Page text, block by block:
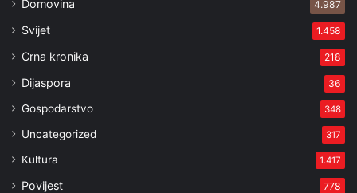
Domovina 4.987
Svijet 1.458
Crna kronika 218
Dijaspora 36
Gospodarstvo 348
Uncategorized 317
Kultura 1.417
Povijest 778